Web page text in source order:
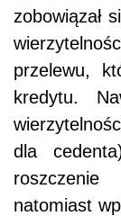
zobowiązał
przelewu,
kredytu.
dla
natomiast